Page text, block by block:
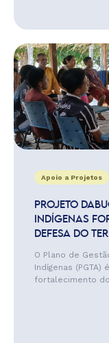
Apoio a Projetos
PROJETO
INDÍGENAS
DEFESA DO
O Plano de
Indígenas
fortalecimento